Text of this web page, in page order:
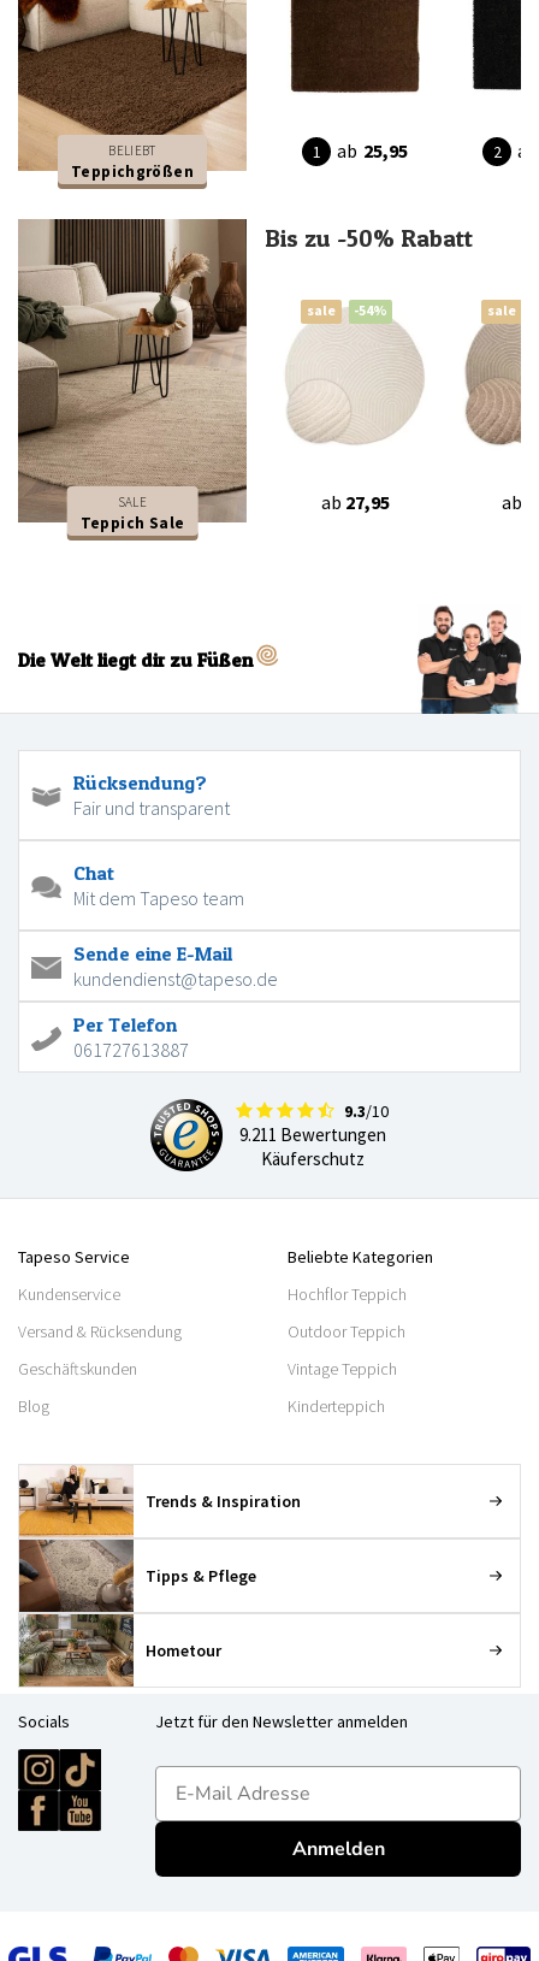
BELIEBT
Teppichgrößen
ab 25,95 ab
SALE
Teppich Sale
Bis zu -50% Rabatt
sale -54%
ab 27,95
sale
ab
Die Welt liegt dir zu Füßen
Rücksendung?
Fair und transparent
Chat
Mit dem Tapeso team
Sende eine E-Mail
kundendienst@tapeso.de
Per Telefon
061727613887
9.3/10
9.211 Bewertungen
Käuferschutz
Tapeso Service
Kundenservice
Versand & Rücksendung
Geschäftskunden
Blog
Beliebte Kategorien
Hochflor Teppich
Outdoor Teppich
Vintage Teppich
Kinderteppich
Trends & Inspiration
Tipps & Pflege
Hometour
Socials Jetzt für den Newsletter anmelden
E-mailadres
Anmelden